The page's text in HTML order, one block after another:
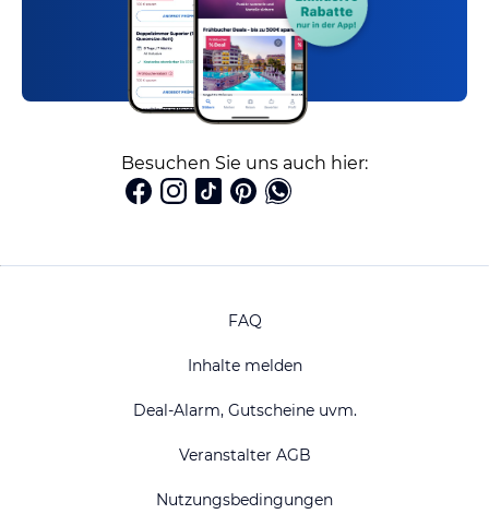
Besuchen Sie uns auch hier:
FAQ
Inhalte melden
Deal-Alarm, Gutscheine uvm.
Veranstalter AGB
Nutzungsbedingungen